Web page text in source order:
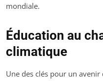
mondiale.
Éducation au
climatique
Une des clés pour un